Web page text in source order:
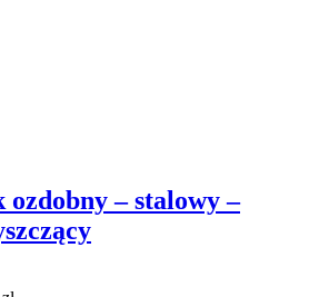
ozdobny – stalowy –